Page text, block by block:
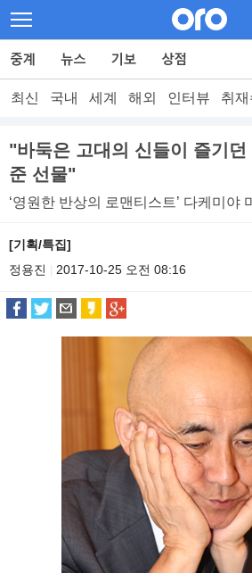
최신 국내 세계 해외 인터뷰 취재
"바둑은 고대의 신들이 즐기던
준 선물"
‘영원한 반상의 로맨티스트’ 다케미야
[기획/특집]
정용진
2017-10-25 오전 08:16